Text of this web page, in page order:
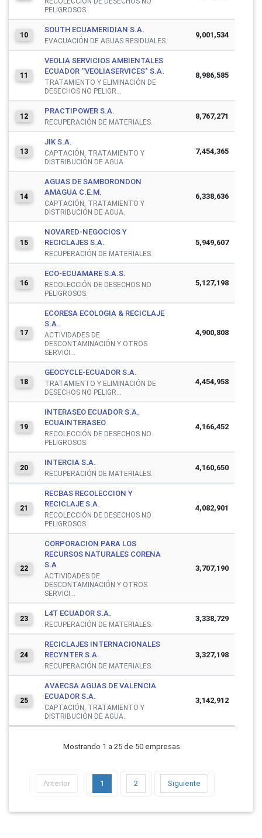
PELIGROSOS.
10
SOUTH ECUAMERIDIAN S.A.
EVACUACIÓN DE AGUAS RESIDUALES.
9,001,534
11
VEOLIA SERVICIOS AMBIENTALES
ECUADOR ''VEOLIASERVICES" S.A.
TRATAMIENTO Y ELIMINACIÓN DE
DESECHOS NO PELIGR...
8,986,585
12
PRACTIPOWER S.A.
RECUPERACIÓN DE MATERIALES.
8,767,271
13
JIK S.A.
CAPTACIÓN, TRATAMIENTO Y
DISTRIBUCIÓN DE AGUA.
7,454,365
14
AGUAS DE SAMBORONDON
AMAGUA C.E.M.
CAPTACIÓN, TRATAMIENTO Y
DISTRIBUCIÓN DE AGUA.
6,338,636
15
NOVARED-NEGOCIOS Y
RECICLAJES S.A.
RECUPERACIÓN DE MATERIALES.
5,949,607
16
ECO-ECUAMARE S.A.S.
RECOLECCIÓN DE DESECHOS NO
PELIGROSOS.
5,127,198
17
ECORESA ECOLOGIA & RECICLAJE
S.A.
ACTIVIDADES DE
DESCONTAMINACIÓN Y OTROS
SERVICI...
4,900,808
18
GEOCYCLE-ECUADOR S.A.
TRATAMIENTO Y ELIMINACIÓN DE
DESECHOS NO PELIGR...
4,454,958
19
INTERASEO ECUADOR S.A.
ECUAINTERASEO
RECOLECCIÓN DE DESECHOS NO
PELIGROSOS.
4,166,452
20
INTERCIA S.A.
RECUPERACIÓN DE MATERIALES.
4,160,650
21
RECBAS RECOLECCION Y
RECICLAJE S.A.
RECOLECCIÓN DE DESECHOS NO
PELIGROSOS.
4,082,901
22
CORPORACION PARA LOS
RECURSOS NATURALES CORENA
S.A
ACTIVIDADES DE
DESCONTAMINACIÓN Y OTROS
SERVICI...
3,707,190
23
L4T ECUADOR S.A.
RECUPERACIÓN DE MATERIALES.
3,338,729
24
RECICLAJES INTERNACIONALES
RECYNTER S.A.
RECUPERACIÓN DE MATERIALES.
3,327,198
25
AVAECSA AGUAS DE VALENCIA
ECUADOR S.A.
CAPTACIÓN, TRATAMIENTO Y
DISTRIBUCIÓN DE AGUA.
3,142,912
Mostrando 1 a 25 de 50 empresas
Anterior 1 2 Siguiente